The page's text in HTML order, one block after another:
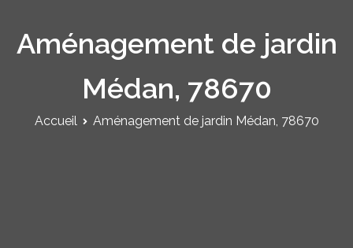
Aménagement de jardin
Médan, 78670
Accueil Aménagement de jardin Médan, 78670